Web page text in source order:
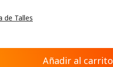
de Talles
Añadir al carrito